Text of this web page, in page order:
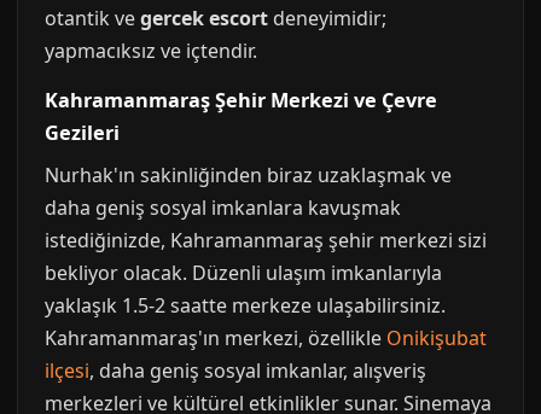
otantik vegercek escort deneyimidir;
yapmacıksız ve içtendir.
Kahramanmaraş Şehir Merkezi ve Çevre
Gezileri
Nurhak'ın sakinliğinden biraz uzaklaşmak ve
daha geniş sosyal imkanlara kavuşmak
istediğinizde, Kahramanmaraş şehir merkezi sizi
bekliyor olacak. Düzenli ulaşım imkanlarıyla
yaklaşık 1.5-2 saatte merkeze ulaşabilirsiniz.
Kahramanmaraş'ın merkezi, özellikle Onikişubat
ilçesi, daha geniş sosyal imkanlar, alışveriş
merkezleri ve kültürel etkinlikler sunar. Sinemaya